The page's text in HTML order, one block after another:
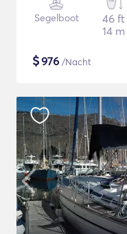
Segelboot
46 ft
14 m
$976 /Nacht